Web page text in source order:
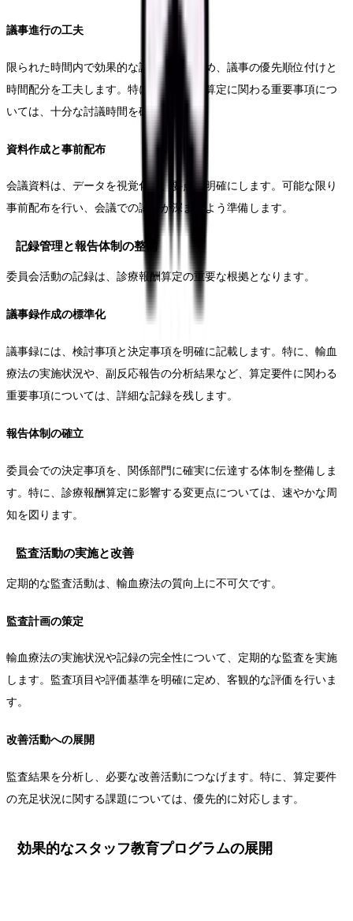
議事進行の工夫
限られた時間内で効果的な議論を行うため、議事の優先順位付けと
時間配分を工夫します。特に、診療報酬算定に関わる重要事項につ
いては、十分な討議時間を確保します。
資料作成と事前配布
会議資料は、データを視覚化し、要点を明確にします。可能な限り
事前配布を行い、会議での議論が深まるよう準備します。
記録管理と報告体制の整備
委員会活動の記録は、診療報酬算定の重要な根拠となります。
議事録作成の標準化
議事録には、検討事項と決定事項を明確に記載します。特に、輸血
療法の実施状況や、副反応報告の分析結果など、算定要件に関わる
重要事項については、詳細な記録を残します。
報告体制の確立
委員会での決定事項を、関係部門に確実に伝達する体制を整備しま
す。特に、診療報酬算定に影響する変更点については、速やかな周
知を図ります。
監査活動の実施と改善
定期的な監査活動は、輸血療法の質向上に不可欠です。
監査計画の策定
輸血療法の実施状況や記録の完全性について、定期的な監査を実施
します。監査項目や評価基準を明確に定め、客観的な評価を行いま
す。
改善活動への展開
監査結果を分析し、必要な改善活動につなげます。特に、算定要件
の充足状況に関する課題については、優先的に対応します。
効果的なスタッフ教育プログラムの展開